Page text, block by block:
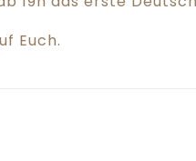
Euch.